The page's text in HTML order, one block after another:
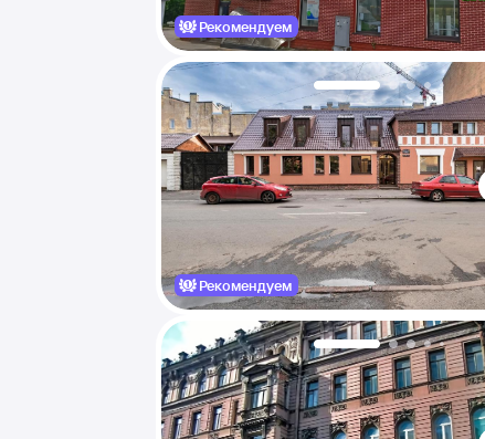
Рекомендуем
Рекомендуем